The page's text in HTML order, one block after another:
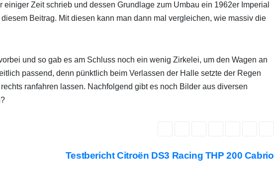
einiger Zeit schrieb und dessen Grundlage zum Umbau ein 1962er Imperial
Beitrag. Mit diesen kann man dann mal vergleichen, wie massiv die
und so gab es am Schluss noch ein wenig Zirkelei, um den Wagen an
passend, denn pünktlich beim Verlassen der Halle setzte der Regen
ranfahren lassen. Nachfolgend gibt es noch Bilder aus diversen
Testbericht Citroën DS3 Racing THP 200 Cabrio